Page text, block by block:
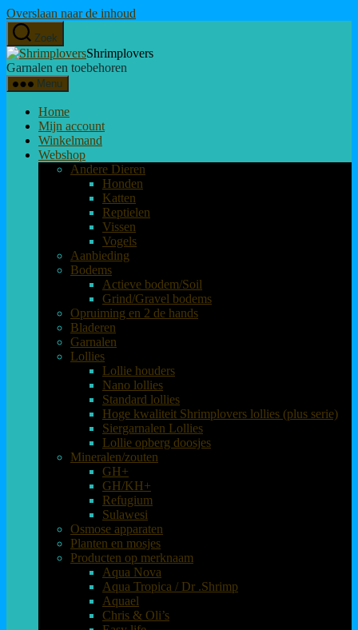
Overslaan naar de inhoud
Zoek
Shrimplovers
Garnalen en toebehoren
Menu
Home
Mijn account
Winkelmand
Webshop
Andere Dieren
Honden
Katten
Reptielen
Vissen
Vogels
Aanbieding
Bodems
Actieve bodem/Soil
Grind/Gravel bodems
Opruiming en 2 de hands
Bladeren
Garnalen
Lollies
Lollie houders
Nano lollies
Standard lollies
Hoge kwaliteit Shrimplovers lollies (plus serie)
Siergarnalen Lollies
Lollie opberg doosjes
Mineralen/zouten
GH+
GH/KH+
Refugium
Sulawesi
Osmose apparaten
Planten en mosjes
Producten op merknaam
Aqua Nova
Aqua Tropica / Dr .Shrimp
Aquael
Chris & Oli’s